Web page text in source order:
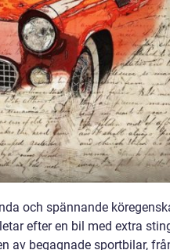
och spännande
efter en bil med extra
av begagnade sportbilar,